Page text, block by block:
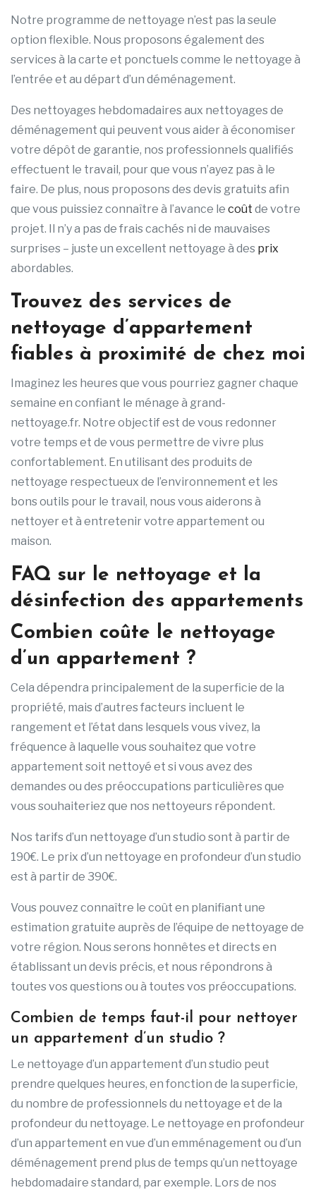
Notre programme de nettoyage n’est pas la seule
option flexible. Nous proposons également des
services à la carte et ponctuels comme le nettoyage à
l’entrée et au départ d’un déménagement.
Des nettoyages hebdomadaires aux nettoyages de
déménagement qui peuvent vous aider à économiser
votre dépôt de garantie, nos professionnels qualifiés
effectuent le travail, pour que vous n’ayez pas à le
faire. De plus, nous proposons des devis gratuits afin
que vous puissiez connaître à l’avance le coût de votre
projet. Il n’y a pas de frais cachés ni de mauvaises
surprises – juste un excellent nettoyage à des prix
abordables.
Trouvez des services de
nettoyage d’appartement
fiables à proximité de chez moi
Imaginez les heures que vous pourriez gagner chaque
semaine en confiant le ménage à grand-
nettoyage.fr. Notre objectif est de vous redonner
votre temps et de vous permettre de vivre plus
confortablement. En utilisant des produits de
nettoyage respectueux de l’environnement et les
bons outils pour le travail, nous vous aiderons à
nettoyer et à entretenir votre appartement ou
maison.
FAQ sur le nettoyage et la
désinfection des appartements
Combien coûte le nettoyage
d’un appartement ?
Cela dépendra principalement de la superficie de la
propriété, mais d’autres facteurs incluent le
rangement et l’état dans lesquels vous vivez, la
fréquence à laquelle vous souhaitez que votre
appartement soit nettoyé et si vous avez des
demandes ou des préoccupations particulières que
vous souhaiteriez que nos nettoyeurs répondent.
Nos tarifs d’un nettoyage d’un studio sont à partir de
190€. Le prix d’un nettoyage en profondeur d’un studio
est à partir de 390€.
Vous pouvez connaître le coût en planifiant une
estimation gratuite auprès de l’équipe de nettoyage de
votre région. Nous serons honnêtes et directs en
établissant un devis précis, et nous répondrons à
toutes vos questions ou à toutes vos préoccupations.
Combien de temps faut-il pour nettoyer
un appartement d’un studio ?
Le nettoyage d’un appartement d’un studio peut
prendre quelques heures, en fonction de la superficie,
du nombre de professionnels du nettoyage et de la
profondeur du nettoyage. Le nettoyage en profondeur
d’un appartement en vue d’un emménagement ou d’un
déménagement prend plus de temps qu’un nettoyage
hebdomadaire standard, par exemple. Lors de nos